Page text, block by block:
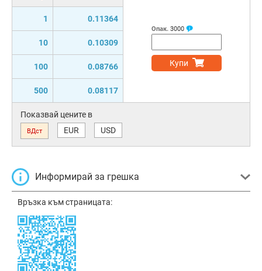
1 0.11364
10 0.10309
100 0.08766
500 0.08117
Опак. 3000
Купи
Показвай цените в
ВДст EUR USD
Информирай за грешка
Връзка към страницата: